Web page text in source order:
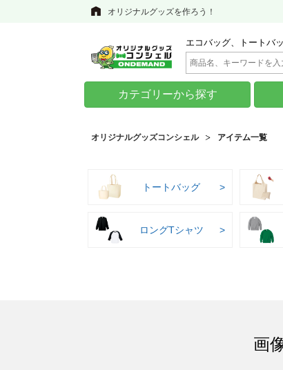
オリジナルグッズを作ろう！
エコバッグ、トートバ
カテゴリーから探す
オリジナルグッズコンシェル アイテム一覧
トートバッグ
ロングTシャツ
画